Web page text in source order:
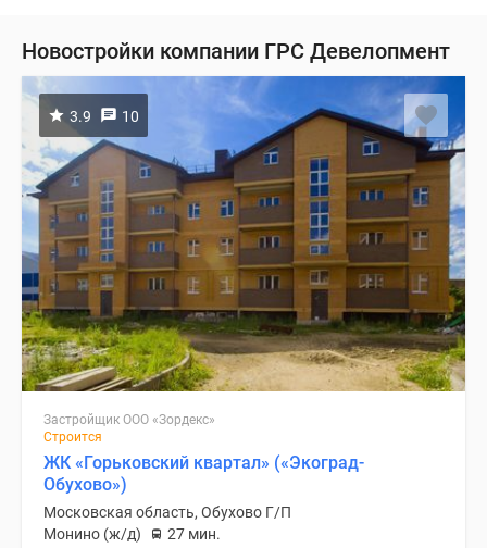
Новостройки компании ГРС Девелопмент
3.9 10
Застройщик ООО «Зордекс»
Строится
ЖК «Горьковский квартал» («Экоград-
Обухово»)
Московская область, Обухово Г/П
Монино (ж/д)
27 мин.